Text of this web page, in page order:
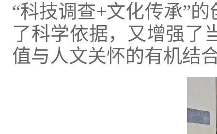
“科技调查+文化传承”
了科学依据，又增强了
值与人文关怀的有机结